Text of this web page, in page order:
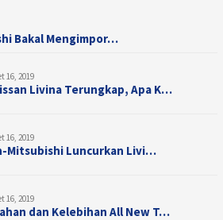
Bakal Mengimpor…
16, 2019
Livina Terungkap, Apa K…
16, 2019
Mitsubishi Luncurkan Livi…
16, 2019
dan Kelebihan All New T…